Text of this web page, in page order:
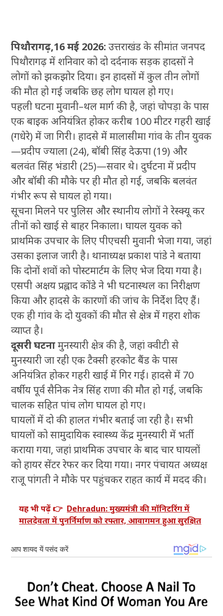
पिथौरागढ़,16 मई 2026: उत्तराखंड के सीमांत जनपद
पिथौरागढ़ में शनिवार को दो दर्दनाक सड़क हादसों ने
लोगों को झकझोर दिया। इन हादसों में कुल तीन लोगों
की मौत हो गई जबकि छह लोग घायल हो गए।
पहली घटना मुवानी–थल मार्ग की है, जहां चोपड़ा के पास
एक बाइक अनियंत्रित होकर करीब 100 मीटर गहरी खाई
(गधेरे) में जा गिरी। हादसे में मालासीमा गांव के तीन युवक
—प्रदीप ज्याला (24), बॉबी सिंह देऊपा (19) और
बलवंत सिंह भंडारी (25)—सवार थे। दुर्घटना में प्रदीप
और बॉबी की मौके पर ही मौत हो गई, जबकि बलवंत
गंभीर रूप से घायल हो गया।
सूचना मिलने पर पुलिस और स्थानीय लोगों ने रेस्क्यू कर
तीनों को खाई से बाहर निकाला। घायल युवक को
प्राथमिक उपचार के लिए पीएचसी मुवानी भेजा गया, जहां
उसका इलाज जारी है। थानाध्यक्ष प्रकाश पांडे ने बताया
कि दोनों शवों को पोस्टमार्टम के लिए भेज दिया गया है।
एसपी अक्षय प्रह्लाद कोंडे ने भी घटनास्थल का निरीक्षण
किया और हादसे के कारणों की जांच के निर्देश दिए हैं।
एक ही गांव के दो युवकों की मौत से क्षेत्र में गहरा शोक
व्याप्त है।
दूसरी घटनामुनस्यारी क्षेत्र की है, जहां क्वीटी से
मुनस्यारी जा रही एक टैक्सी हरकोट बैंड के पास
अनियंत्रित होकर गहरी खाई में गिर गई। हादसे में 70
वर्षीय पूर्व सैनिक नेत्र सिंह राणा की मौत हो गई, जबकि
चालक सहित पांच लोग घायल हो गए।
घायलों में दो की हालत गंभीर बताई जा रही है। सभी
घायलों को सामुदायिक स्वास्थ्य केंद्र मुनस्यारी में भर्ती
कराया गया, जहां प्राथमिक उपचार के बाद चार घायलों
को हायर सेंटर रेफर कर दिया गया। नगर पंचायत अध्यक्ष
राजू पांगती ने मौके पर पहुंचकर राहत कार्य में मदद की।
यह भी पढ़ें 👉 Dehradun: मुख्यमंत्री की मॉनिटरिंग में
मालदेवता में पुनर्निर्माण को रफ्तार, आवागमन हुआ सुरक्षित